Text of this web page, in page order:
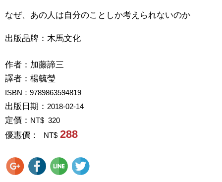
なぜ、あの人は自分のことしか考えられないのか
出版品牌：木馬文化
作者： 加藤諦三
譯者： 楊毓瑩
ISBN：9789863594819
出版日期： 2018-02-14
定價： NT$ 320
優惠價： NT$ 288